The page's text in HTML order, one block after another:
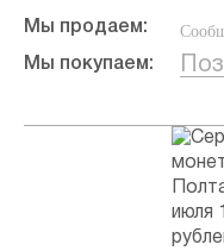
Мы продаем:
Мы покупаем: